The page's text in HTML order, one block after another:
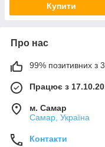
Купити
Про нас
99% позитивних з
Працює з
м. Самар
Самар, Україна
Контакти